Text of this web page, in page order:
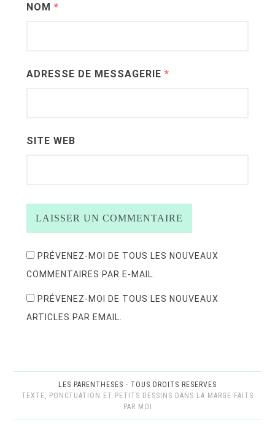
NOM *
ADRESSE DE MESSAGERIE *
SITE WEB
PRÉVENEZ-MOI DE TOUS LES NOUVEAUX
COMMENTAIRES PAR E-MAIL.
PRÉVENEZ-MOI DE TOUS LES NOUVEAUX
ARTICLES PAR EMAIL.
LES PARENTHESES - TOUS DROITS RESERVES
TEXTE, PONCTUATION ET PETITS DESSINS DANS LA MARGE FAITS
PAR MOI